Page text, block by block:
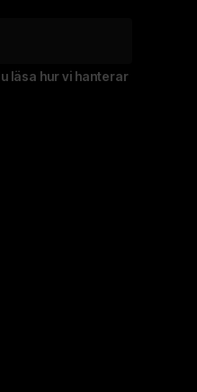
läsa hur vi hanterar